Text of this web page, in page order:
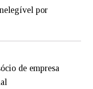
por
de empresa